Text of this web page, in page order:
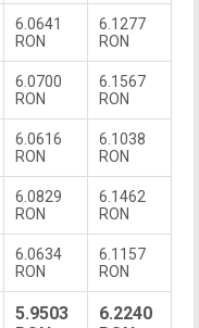
6.0641
RON
6.1277
RON
6.0700
RON
6.1567
RON
6.0616
RON
6.1038
RON
6.0829
RON
6.1462
RON
6.0634
RON
6.1157
RON
5.9503
6.2240